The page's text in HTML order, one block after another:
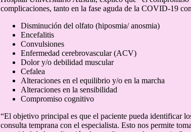
complicaciones, tanto en la fase aguda de la COVID-19
Disminución del olfato (hiposmia/ anosmia)
Encefalitis
Convulsiones
Enfermedad cerebrovascular (ACV)
Dolor y/o debilidad muscular
Cefalea
Alteraciones en el equilibrio y/o en la marcha
Alteraciones en la sensibilidad
Compromiso cognitivo
“El objetivo principal es que el paciente pueda identificar
consulta temprana con el especialista. Esto nos permite